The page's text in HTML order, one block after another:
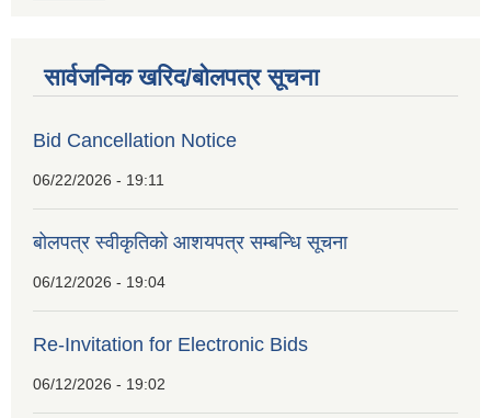
सार्वजनिक खरिद/बोलपत्र सूचना
Bid Cancellation Notice
06/22/2026 - 19:11
बोलपत्र स्वीकृतिको आशयपत्र सम्बन्धि सूचना
06/12/2026 - 19:04
Re-Invitation for Electronic Bids
06/12/2026 - 19:02